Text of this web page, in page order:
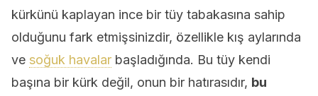
kürkünü kaplayan ince bir tüy tabakasına sahip
olduğunu fark etmişsinizdir, özellikle kış aylarında
ve soğuk havalar başladığında. Bu tüy kendi
başına bir kürk değil, onun bir hatırasıdır, bu